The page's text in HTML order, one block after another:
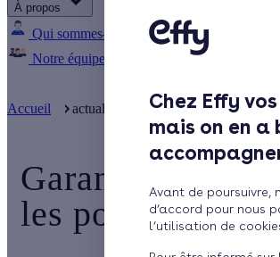
Chez Effy
mais on en a
Avant de poursuivre,
d’accord pour nous
l’utilisation de
À propos
Qui sommes-nous ? Pourquoi Effy ?
Notre équipe
Rejoignez-nous
Accueil actualite Garantie décennale :
Garantie
les pompes à